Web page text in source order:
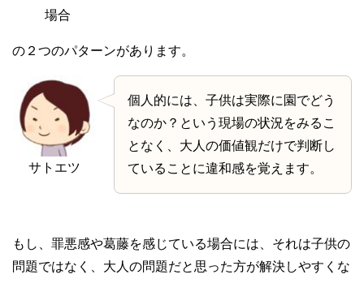
場合
の２つのパターンがあります。
サトエツ
個人的には、子供は実際に園でどう
なのか？という現場の状況をみるこ
となく、大人の価値観だけで判断し
ていることに違和感を覚えます。
もし、罪悪感や葛藤を感じている場合には、それは子供の
問題ではなく、大人の問題だと思った方が解決しやすくな